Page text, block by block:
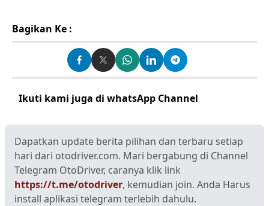
Bagikan Ke :
Ikuti kami juga di whatsApp Channel
Dapatkan update berita pilihan dan terbaru setiap
hari dari otodriver.com. Mari bergabung di Channel
Telegram OtoDriver, caranya klik link
https://t.me/otodriver, kemudian join. Anda Harus
install aplikasi telegram terlebih dahulu.